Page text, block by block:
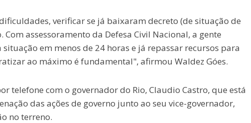
verificar se já baixaram decreto (de situação de
assessoramento da Defesa Civil Nacional, a gente
em menos de 24 horas e já repassar recursos para
ao máximo é fundamental", afirmou Waldez Góes.
telefone com o governador do Rio, Claudio Castro, que está
das ações de governo junto ao seu vice-governador,
no terreno.